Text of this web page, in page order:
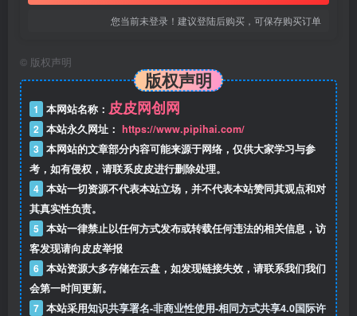
您当前未登录！建议登陆后购买，可保存购买订单
© 版权声明
版权声明
1 本网站名称： 皮皮网创网
2 本站永久网址： https://www.pipihai.com/
3 本网站的文章部分内容可能来源于网络，仅供大家学习与参
考，如有侵权，请联系皮皮进行删除处理。
4 本站一切资源不代表本站立场，并不代表本站赞同其观点和对
其真实性负责。
5 本站一律禁止以任何方式发布或转载任何违法的相关信息，访
客发现请向皮皮举报
6 本站资源大多存储在云盘，如发现链接失效，请联系我们我们
会第一时间更新。
7 本站采用知识共享署名-非商业性使用-相同方式共享4.0国际许